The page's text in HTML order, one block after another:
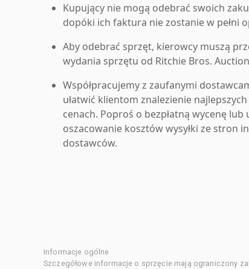
Kupujący nie mogą odebrać swoich
dopóki ich faktura nie zostanie w pełni
Aby odebrać sprzęt, kierowcy muszą
wydania sprzętu od Ritchie Bros.
Współpracujemy z zaufanymi
ułatwić klientom znalezienie
cenach. Poproś o bezpłatną wycenę
oszacowanie kosztów wysyłki ze stron
dostawców.
Informacje ogólne
Szczegółowe informacje o sprzęcie mają ograniczony